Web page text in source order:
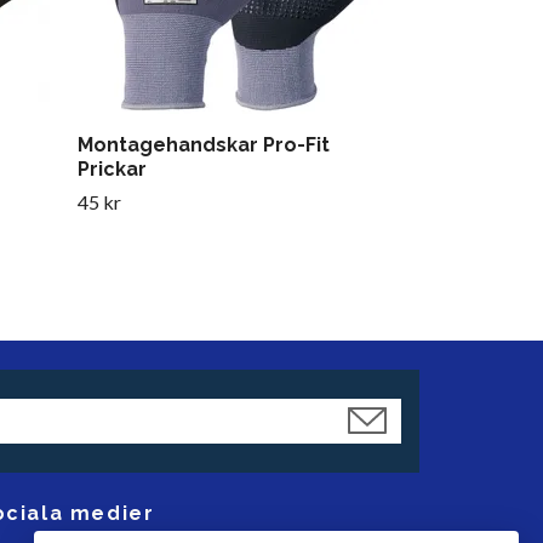
Montagehandskar Pro-Fit
Prickar
45 kr
medier